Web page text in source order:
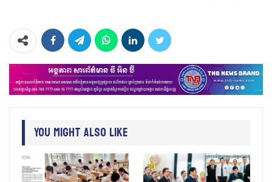
You Might Also Like